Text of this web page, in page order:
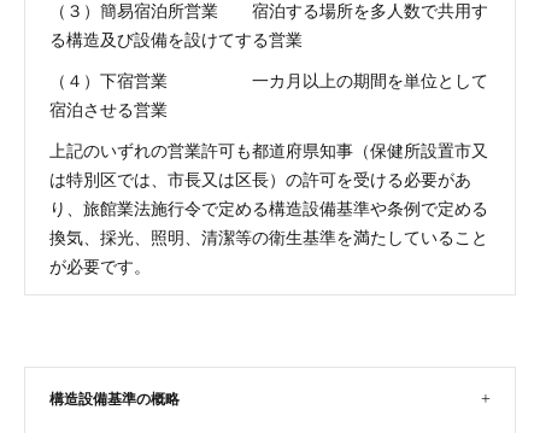
（３）簡易宿泊所営業 宿泊する場所を多人数で共用す
る構造及び設備を設けてする営業
（４）下宿営業 一カ月以上の期間を単位として
宿泊させる営業
上記のいずれの営業許可も都道府県知事（保健所設置市又
は特別区では、市長又は区長）の許可を受ける必要があ
り、旅館業法施行令で定める構造設備基準や条例で定める
換気、採光、照明、清潔等の衛生基準を満たしていること
が必要です。
構造設備基準の概略